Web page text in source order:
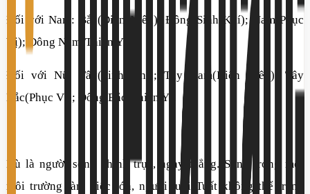
Đối với Nam: Bắc(Diên Niên); Đông(Sinh Khí); Nam(Phục
Vị); Đông Nam(Thiên Y).
Đối với Nữ: Tây(Sinh Khí); Tây Nam(Diên Niên); Tây
Bắc(Phục Vị); Đông Bắc(Thiên Y).
Dù là người sống chính trực, ngay thẳng. Song trong một
môi trường làm việc lớn, người tuổi Tuất không thể tránh